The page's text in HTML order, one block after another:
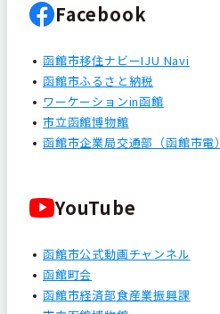
Facebook
函館市移住ナビーIJU Navi
函館市ふるさと納税
ワーケーションin函館
市立函館博物館
函館市企業局交通部（函館市電）
YouTube
函館市公式動画チャンネル
函館町会
函館市経済部食産業振興課